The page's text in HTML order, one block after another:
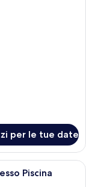
per le tue date
con una grande
Piscina